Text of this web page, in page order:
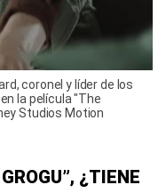
coronel y líder de los
la película "The
Studios Motion
¿TIENE